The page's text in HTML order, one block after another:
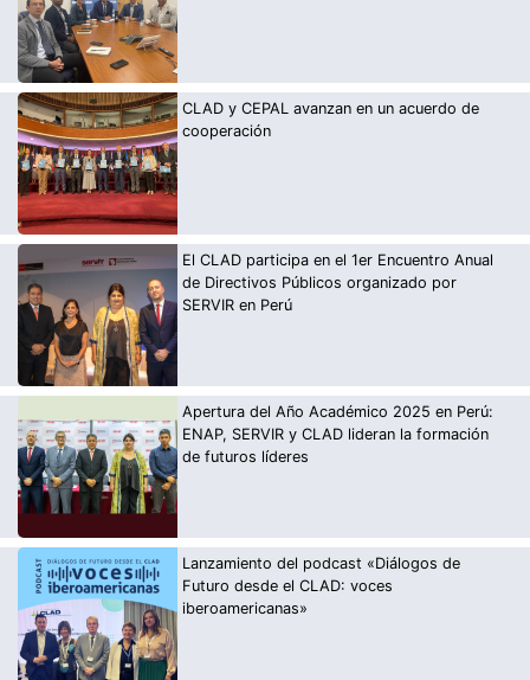
CLAD y CEPAL avanzan en un acuerdo de
cooperación
El CLAD participa en el 1er Encuentro Anual
de Directivos Públicos organizado por
SERVIR en Perú
Apertura del Año Académico 2025 en Perú:
ENAP, SERVIR y CLAD lideran la formación
de futuros líderes
Lanzamiento del podcast «Diálogos de
Futuro desde el CLAD: voces
iberoamericanas»